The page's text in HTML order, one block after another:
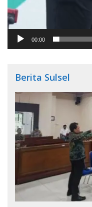
00:00
Berita Sulsel